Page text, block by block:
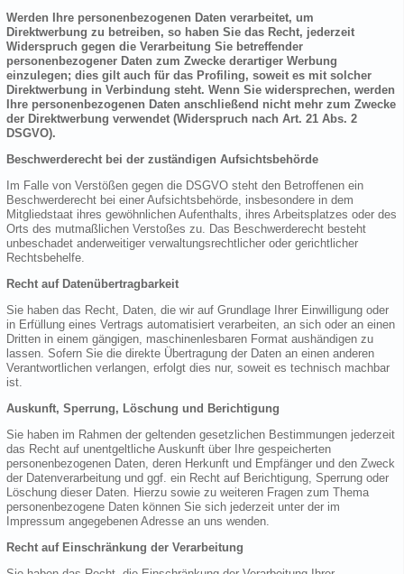
Werden Ihre personenbezogenen Daten verarbeitet, um
Direktwerbung zu betreiben, so haben Sie das Recht, jederzeit
Widerspruch gegen die Verarbeitung Sie betreffender
personenbezogener Daten zum Zwecke derartiger Werbung
einzulegen; dies gilt auch für das Profiling, soweit es mit solcher
Direktwerbung in Verbindung steht. Wenn Sie widersprechen, werden
Ihre personenbezogenen Daten anschließend nicht mehr zum Zwecke
der Direktwerbung verwendet (Widerspruch nach Art. 21 Abs. 2
DSGVO).
Beschwerderecht bei der zuständigen Aufsichtsbehörde
Im Falle von Verstößen gegen die DSGVO steht den Betroffenen ein
Beschwerderecht bei einer Aufsichtsbehörde, insbesondere in dem
Mitgliedstaat ihres gewöhnlichen Aufenthalts, ihres Arbeitsplatzes oder des
Orts des mutmaßlichen Verstoßes zu. Das Beschwerderecht besteht
unbeschadet anderweitiger verwaltungsrechtlicher oder gerichtlicher
Rechtsbehelfe.
Recht auf Datenübertragbarkeit
Sie haben das Recht, Daten, die wir auf Grundlage Ihrer Einwilligung oder
in Erfüllung eines Vertrags automatisiert verarbeiten, an sich oder an einen
Dritten in einem gängigen, maschinenlesbaren Format aushändigen zu
lassen. Sofern Sie die direkte Übertragung der Daten an einen anderen
Verantwortlichen verlangen, erfolgt dies nur, soweit es technisch machbar
ist.
Auskunft, Sperrung, Löschung und Berichtigung
Sie haben im Rahmen der geltenden gesetzlichen Bestimmungen jederzeit
das Recht auf unentgeltliche Auskunft über Ihre gespeicherten
personenbezogenen Daten, deren Herkunft und Empfänger und den Zweck
der Datenverarbeitung und ggf. ein Recht auf Berichtigung, Sperrung oder
Löschung dieser Daten. Hierzu sowie zu weiteren Fragen zum Thema
personenbezogene Daten können Sie sich jederzeit unter der im
Impressum angegebenen Adresse an uns wenden.
Recht auf Einschränkung der Verarbeitung